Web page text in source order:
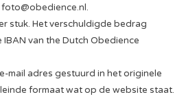
foto@obedience.nl.
stuk. Het verschuldigde bedrag
van the Dutch Obedience
mail adres gestuurd in het originele
formaat wat op de website staat.